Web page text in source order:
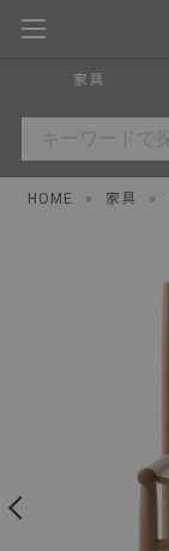
家具
HOME » 家具 »